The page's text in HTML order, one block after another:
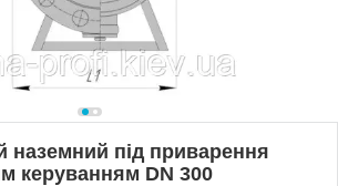
наземний під приварення
керуванням DN 300